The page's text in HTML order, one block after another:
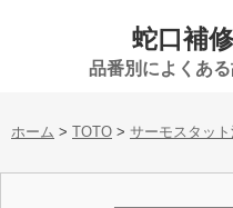
蛇口補
品番別によくあ
ホーム > TOTO > サーモスタット